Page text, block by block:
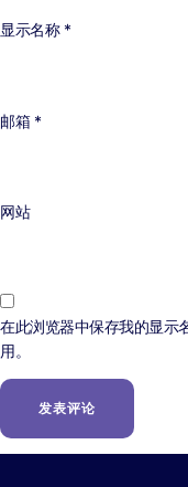
显示名称 *
邮箱 *
网站
在此浏览器中保存我的显示
用。